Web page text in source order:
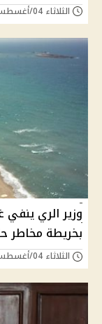
الثلاثاء 04/أغسطس/2026 - 06:16 م
وزير الري
بخريطة مخاطر حتى
الثلاثاء 04/أغسطس/2026 - 06:08 م